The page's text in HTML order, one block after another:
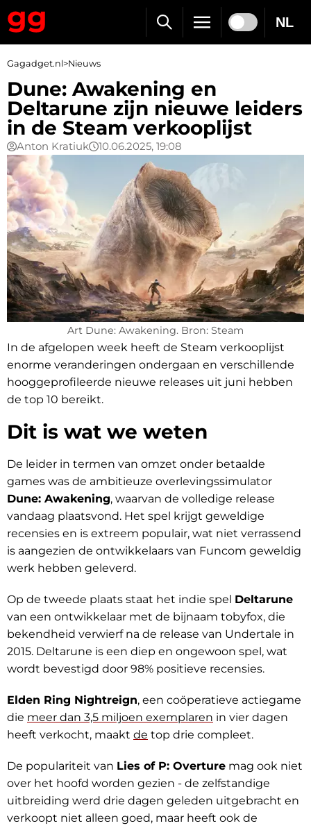
NL
Gagadget.nl>Nieuws
Dune: Awakening en
Deltarune zijn nieuwe leiders
in de Steam verkooplijst
Anton Kratiuk 10.06.2025, 19:08
Art Dune: Awakening. Bron: Steam
In de afgelopen week heeft de Steam verkooplijst
enorme veranderingen ondergaan en verschillende
hooggeprofileerde nieuwe releases uit juni hebben
de top 10 bereikt.
Dit is wat we weten
De leider in termen van omzet onder betaalde
games was de ambitieuze overlevingssimulator
Dune: Awakening, waarvan de volledige release
vandaag plaatsvond. Het spel krijgt geweldige
recensies en is extreem populair, wat niet verrassend
is aangezien de ontwikkelaars van Funcom geweldig
werk hebben geleverd.
Op de tweede plaats staat het indie spel Deltarune
van een ontwikkelaar met de bijnaam tobyfox, die
bekendheid verwierf na de release van Undertale in
2015. Deltarune is een diep en ongewoon spel, wat
wordt bevestigd door 98% positieve recensies.
Elden Ring Nightreign, een coöperatieve actiegame
die meer dan 3,5 miljoen exemplaren in vier dagen
heeft verkocht, maakt de top drie compleet.
De populariteit van Lies of P: Overture mag ook niet
over het hoofd worden gezien - de zelfstandige
uitbreiding werd drie dagen geleden uitgebracht en
verkoopt niet alleen goed, maar heeft ook de